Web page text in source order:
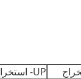
UP- استخراج- V